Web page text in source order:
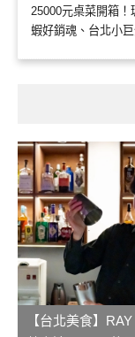
25000元桌菜開箱
蝦好銷魂、台北小
【台北美食】